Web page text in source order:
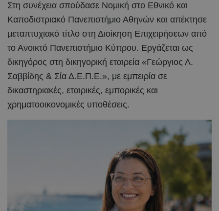
Στη συνέχεια σπούδασε Νομική στο Εθνικό και
Καποδιστριακό Πανεπιστήμιο Αθηνών και απέκτησε
μεταπτυχιακό τίτλο στη Διοίκηση Επιχειρήσεων από
το Ανοικτό Πανεπιστήμιο Κύπρου. Εργάζεται ως
δικηγόρος στη δικηγορική εταιρεία «Γεώργιος Λ.
Σαββίδης & Σία Δ.Ε.Π.Ε.», με εμπειρία σε
δικαστηριακές, εταιρικές, εμπορικές και
χρηματοοικονομικές υποθέσεις.